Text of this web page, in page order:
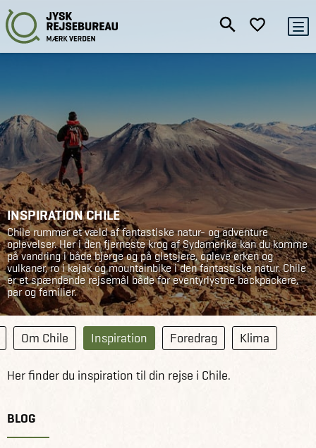
INSPIRATION CHILE
Chile rummer et væld af fantastiske natur- og adventure
oplevelser. Her i den fjerneste krog af Sydamerika kan du komme
på vandring i både bjerge og på gletsjere, opleve ørken og
vulkaner, ro i kajak og mountainbike i den fantastiske natur. Chile
er et spændende rejsemål både for eventyrlystne backpackere,
par og familier.
Om Chile Inspiration Foredrag Klima
Her finder du inspiration til din rejse i Chile.
BLOG